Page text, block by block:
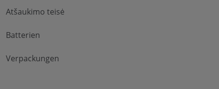
Atšaukimo teisė
Batterien
Verpackungen